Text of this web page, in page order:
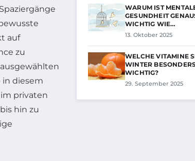
auf
zu
in diesem
privaten
hin zu
WARUM IST
GESUNDHEIT
WICHTIG WIE…
13. Oktober 2025
WELCHE VITAMINE
WINTER
WICHTIG?
29. September 2025